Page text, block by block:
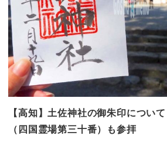
【高知】土佐神社の御朱印につい
（四国霊場第三十番）も参拝